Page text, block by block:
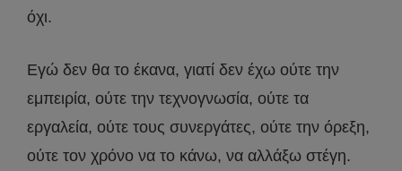
όχι.
Εγώ δεν θα το έκανα, γιατί δεν έχω ούτε την
εμπειρία, ούτε την τεχνογνωσία, ούτε τα
εργαλεία, ούτε τους συνεργάτες, ούτε την όρεξη,
ούτε τον χρόνο να το κάνω, να αλλάξω στέγη.